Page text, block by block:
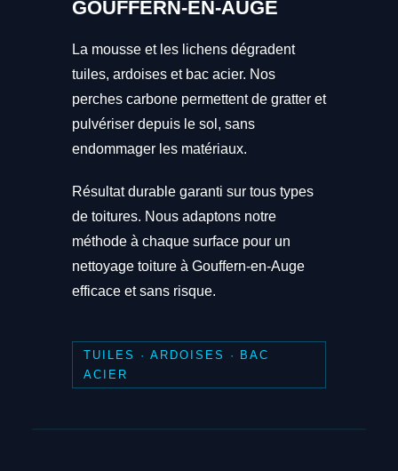
GOUFFERN-EN-AUGE
La mousse et les lichens dégradent
tuiles, ardoises et bac acier. Nos
perches carbone permettent de gratter et
pulvériser depuis le sol, sans
endommager les matériaux.
Résultat durable garanti sur tous types
de toitures. Nous adaptons notre
méthode à chaque surface pour un
nettoyage toiture à Gouffern-en-Auge
efficace et sans risque.
TUILES · ARDOISES · BAC
ACIER